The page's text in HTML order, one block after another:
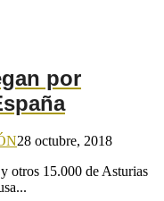
por
28 octubre, 2018
otros 15.000 de Asturias